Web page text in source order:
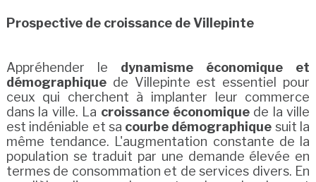
Prospective de croissance de Villepinte
Appréhender le dynamisme économique et
démographiquede Villepinte est essentiel pour
ceux qui cherchent à implanter leur commerce
dans la ville. La croissance économiquede la ville
est indéniable et sa courbe démographique suit la
même tendance. L'augmentation constante de la
population se traduit par une demande élevée en
termes de consommation et de services divers. En